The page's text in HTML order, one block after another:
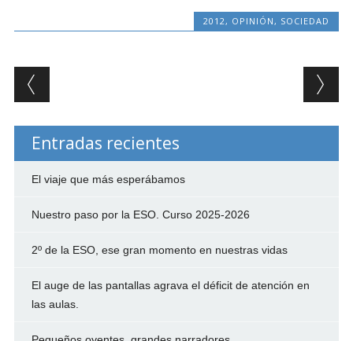
2012, OPINIÓN, SOCIEDAD
Post navigation
Entradas recientes
El viaje que más esperábamos
Nuestro paso por la ESO. Curso 2025-2026
2º de la ESO, ese gran momento en nuestras vidas
El auge de las pantallas agrava el déficit de atención en
las aulas.